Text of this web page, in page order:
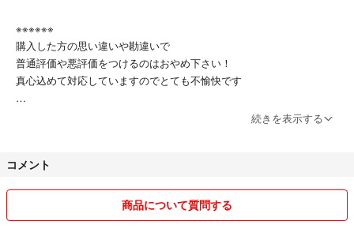
※※※※※※
購入した方の思い違いや勘違いで
普通評価や悪評価をつけるのはおやめ下さい！
真心込めて対応していますのでとても不愉快です
＊商品は新品、中古品、自宅保管のため神経質な方のご購入はご遠慮下
＊気持ちのいいお取り引きをしたいので商品の返品、交換はいたしませ
続きを表示する
コメント
商品について質問する